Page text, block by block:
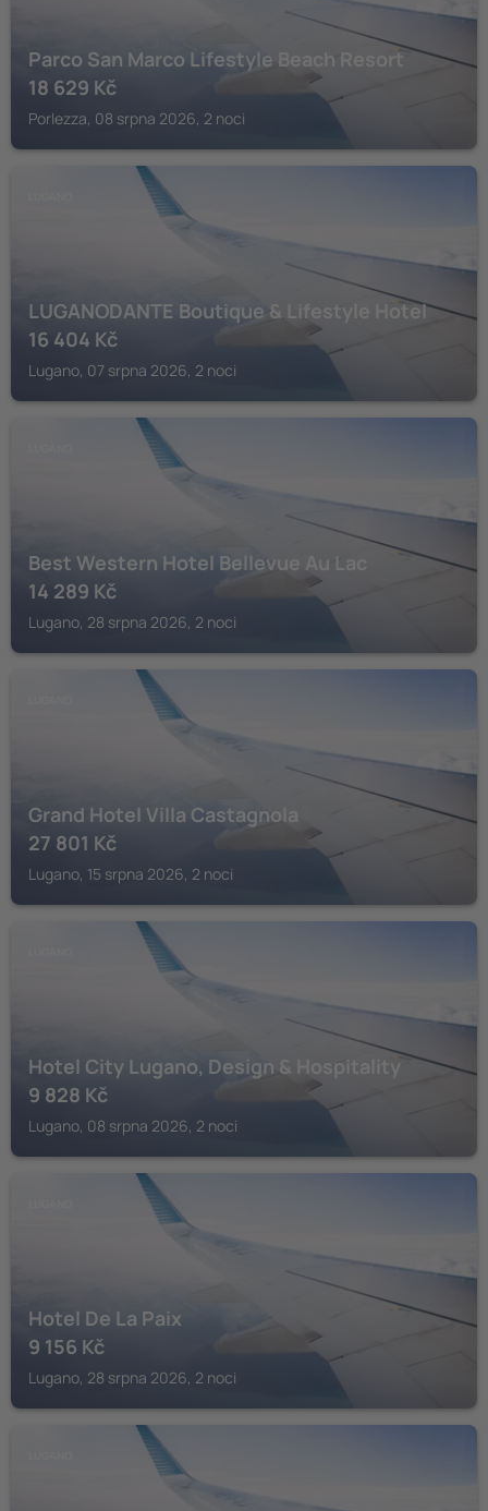
Parco San Marco Lifestyle Beach Resort
18 629 Kč
Porlezza, 08 srpna 2026, 2 noci
LUGANODANTE Boutique & Lifestyle Hotel
16 404 Kč
Lugano, 07 srpna 2026, 2 noci
Best Western Hotel Bellevue Au Lac
14 289 Kč
Lugano, 28 srpna 2026, 2 noci
Grand Hotel Villa Castagnola
27 801 Kč
Lugano, 15 srpna 2026, 2 noci
Hotel City Lugano, Design & Hospitality
9 828 Kč
Lugano, 08 srpna 2026, 2 noci
Hotel De La Paix
9 156 Kč
Lugano, 28 srpna 2026, 2 noci